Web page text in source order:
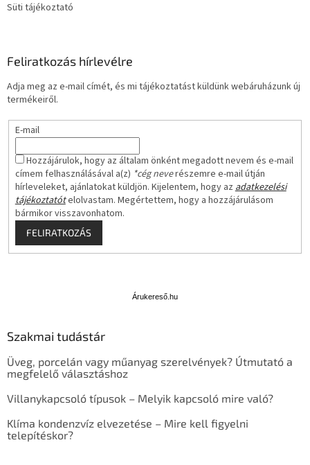
Süti tájékoztató
Feliratkozás hírlevélre
Adja meg az e-mail címét, és mi tájékoztatást küldünk webáruházunk új
termékeiről.
E-mail
Hozzájárulok, hogy az általam önként megadott nevem és e-mail
címem felhasználásával a(z) *cég neverészemre e-mail útján
hírleveleket, ajánlatokat küldjön. Kijelentem, hogy azadatkezelési
tájékoztatótelolvastam. Megértettem, hogy a hozzájárulásom
bármikor visszavonhatom.
FELIRATKOZÁS
s
ő
Árukereső.hu
Szakmai tudástár
Üveg, porcelán vagy műanyag szerelvények? Útmutató a
megfelelő választáshoz
Villanykapcsoló típusok – Melyik kapcsoló mire való?
Klíma kondenzvíz elvezetése – Mire kell figyelni
telepítéskor?